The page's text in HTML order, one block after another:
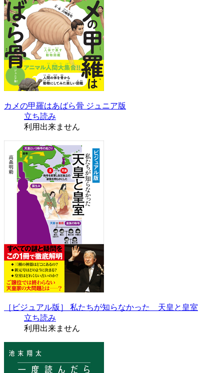
カメの甲羅はあばら骨 ジュニア版
立ち読み
利用出来ません
［ビジュアル版］ 私たちが知らなかった 天皇と皇室
立ち読み
利用出来ません